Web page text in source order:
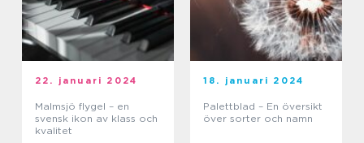
22. januari 2024
Malmsjö flygel – en
svensk ikon av klass och
kvalitet
18. januari 2024
Palettblad – En översikt
över sorter och namn